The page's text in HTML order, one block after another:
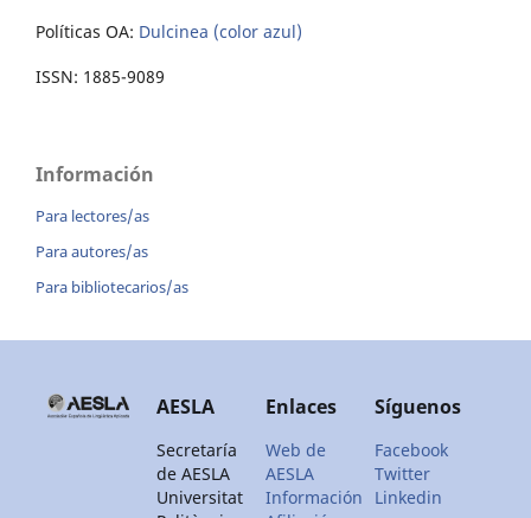
Políticas OA: Dulcinea (color azul)
ISSN: 1885-9089
Información
Para lectores/as
Para autores/as
Para bibliotecarios/as
AESLA
Secretaría
de AESLA
Universitat
Enlaces
Web de
AESLA
Información
Síguenos
Facebook
Twitter
Linkedin